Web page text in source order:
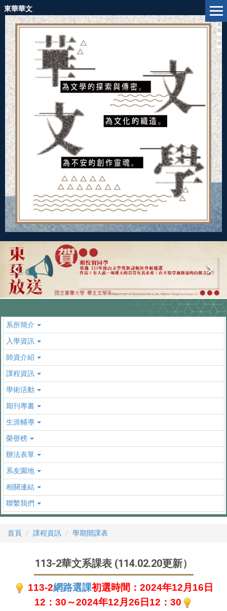
跳
到
主
要
內
容
區
東華華文
系所簡介
入學資訊
師資介紹
課程資訊
學術活動
期刊專書
生涯輔導
榮譽榜
辦法表單
系友園地
相關連結
聯繫我們
首頁 課程資訊 學期開課表
113-2華文系課表 (114.02.20更新）
113-2網路選課初選時間：2024年12月16日
12：30～2024年12月26日12：30